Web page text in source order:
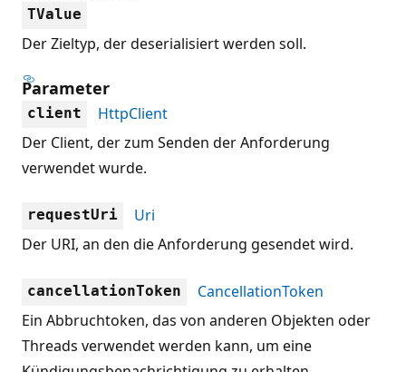
TValue
Der Zieltyp, der deserialisiert werden soll.
Parameter
client
HttpClient
Der Client, der zum Senden der Anforderung
verwendet wurde.
requestUri
Uri
Der URI, an den die Anforderung gesendet wird.
cancellationToken
CancellationToken
Ein Abbruchtoken, das von anderen Objekten oder
Threads verwendet werden kann, um eine